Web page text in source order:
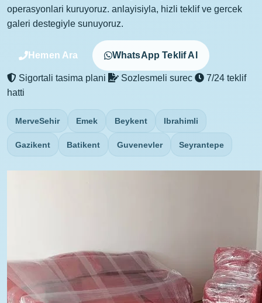
operasyonlari kuruyoruz. anlayisiyla, hizli teklif ve gercek
galeri destegiyle sunuyoruz.
Hemen Ara WhatsApp Teklif Al
Sigortali tasima plani Sozlesmeli surec
7/24 teklif
hatti
MerveSehir Emek Beykent Ibrahimli
Gazikent Batikent Guvenevler Seyrantepe